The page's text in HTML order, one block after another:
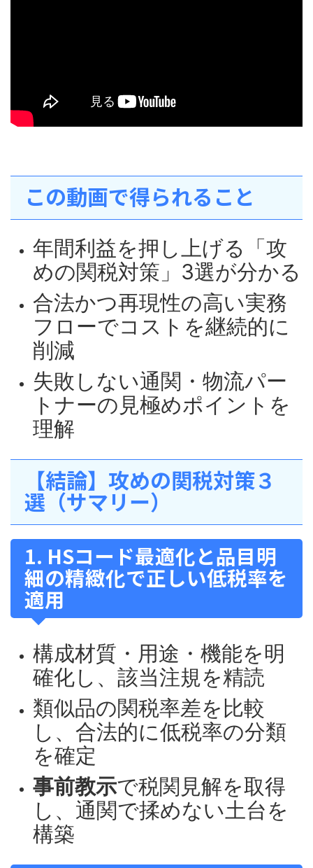
この動画で得られること
年間利益を押し上げる「攻
めの関税対策」3選が分かる
合法かつ再現性の高い実務
フローでコストを継続的に
削減
失敗しない通関・物流パー
トナーの見極めポイントを
理解
【結論】攻めの関税対策３
選（サマリー）
1. HSコード最適化と品目明
細の精緻化で正しい低税率を
適用
構成材質・用途・機能を明
確化し、該当注規を精読
類似品の関税率差を比較
し、合法的に低税率の分類
を確定
事前教示で税関見解を取得
し、通関で揉めない土台を
構築